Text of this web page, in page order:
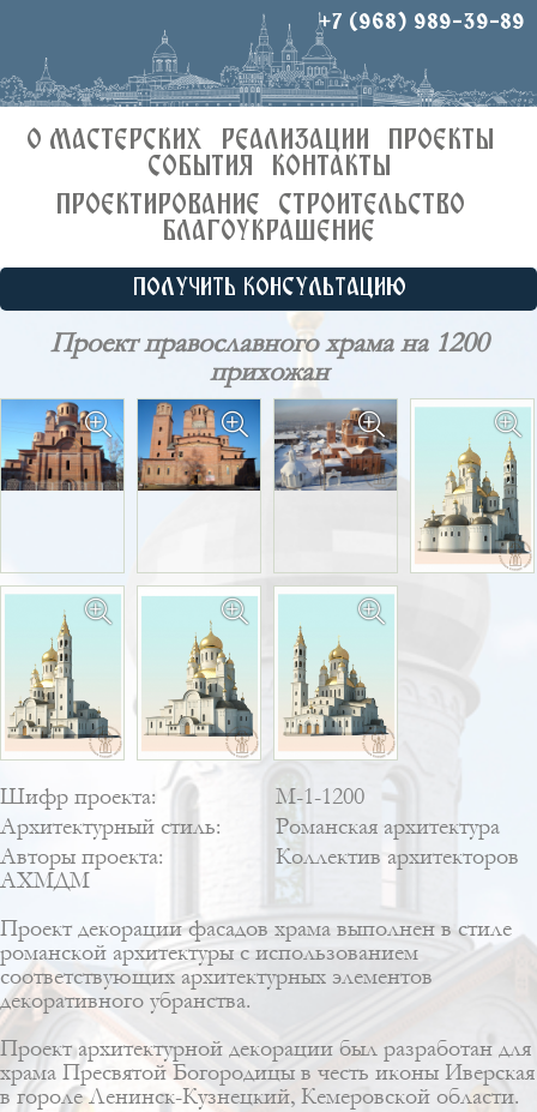
+7 (968) 989-39-89
О МАСТЕРСКИХ РЕАЛИЗАЦИИ
ПРОЕКТЫ
СОБЫТИЯ
КОНТАКТЫ
ПРОЕКТИРОВАНИЕ
СТРОИТЕЛЬСТВО
БЛАГОУКРАШЕНИЕ
ПОЛУЧИТЬ КОНСУЛЬТАЦИЮ
Проект православного храма на 1200
прихожан
Шифр проекта:
М-1-1200
Архитектурный стиль:
Романская архитектура
Авторы проекта:
Коллектив архитекторов
АХМДМ
Проект декорации фасадов храма выполнен в стиле
романской архитектуры с использованием
соответствующих архитектурных элементов
декоративного убранства.
Проект архитектурной декорации был разработан для
храма Пресвятой Богородицы в честь иконы Иверская
в гороле Ленинск-Кузнецкий, Кемеровской области.